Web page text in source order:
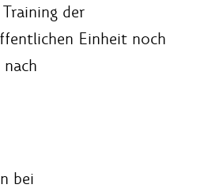
der
Einheit noch
bei